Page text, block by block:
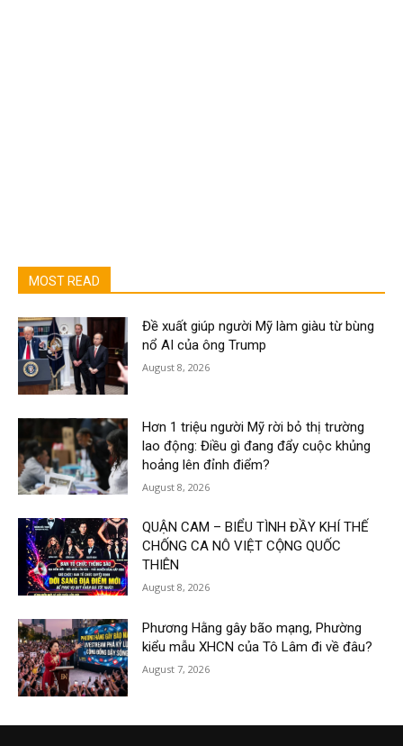
MOST READ
Đề xuất giúp người Mỹ làm giàu từ bùng
nổ AI của ông Trump
August 8, 2026
Hơn 1 triệu người Mỹ rời bỏ thị trường
lao động: Điều gì đang đẩy cuộc khủng
hoảng lên đỉnh điểm?
August 8, 2026
QUẬN CAM – BIỂU TÌNH ĐẦY KHÍ THẾ
CHỐNG CA NÔ VIỆT CỘNG QUỐC
THIÊN
August 8, 2026
Phương Hằng gây bão mạng, Phường
kiểu mẫu XHCN của Tô Lâm đi về đâu?
August 7, 2026